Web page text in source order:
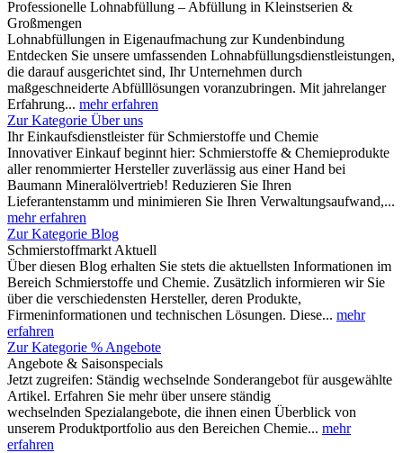
Professionelle Lohnabfüllung – Abfüllung in Kleinstserien &
Großmengen
Lohnabfüllungen in Eigenaufmachung zur Kundenbindung
Entdecken Sie unsere umfassenden Lohnabfüllungsdienstleistungen,
die darauf ausgerichtet sind, Ihr Unternehmen durch
maßgeschneiderte Abfülllösungen voranzubringen. Mit jahrelanger
Erfahrung... mehr erfahren
Zur Kategorie Über uns
Ihr Einkaufsdienstleister für Schmierstoffe und Chemie
Innovativer Einkauf beginnt hier: Schmierstoffe & Chemieprodukte
aller renommierter Hersteller zuverlässig aus einer Hand bei
Baumann Mineralölvertrieb! Reduzieren Sie Ihren
Lieferantenstamm und minimieren Sie Ihren Verwaltungsaufwand,...
mehr erfahren
Zur Kategorie Blog
Schmierstoffmarkt Aktuell
Über diesen Blog erhalten Sie stets die aktuellsten Informationen im
Bereich Schmierstoffe und Chemie. Zusätzlich informieren wir Sie
über die verschiedensten Hersteller, deren Produkte,
Firmeninformationen und technischen Lösungen. Diese... mehr
erfahren
Zur Kategorie % Angebote
Angebote & Saisonspecials
Jetzt zugreifen: Ständig wechselnde Sonderangebot für ausgewählte
Artikel. Erfahren Sie mehr über unsere ständig
wechselnden Spezialangebote, die ihnen einen Überblick von
unserem Produktportfolio aus den Bereichen Chemie... mehr
erfahren